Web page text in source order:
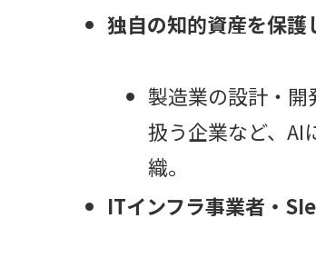
独自の知的資産を保護
製造業の設計・
扱う企業など、AI
織。
ITインフラ事業者・